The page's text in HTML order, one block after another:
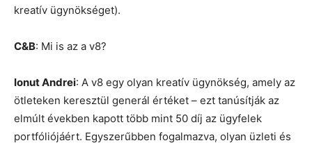
kreatív ügynökséget).
C&B: Mi is az a v8?
Ionut Andrei: A v8 egy olyan kreatív ügynökség, amely az
ötleteken keresztül generál értéket – ezt tanúsítják az
elmúlt években kapott több mint 50 díj az ügyfelek
portfóliójáért. Egyszerűbben fogalmazva, olyan üzleti és